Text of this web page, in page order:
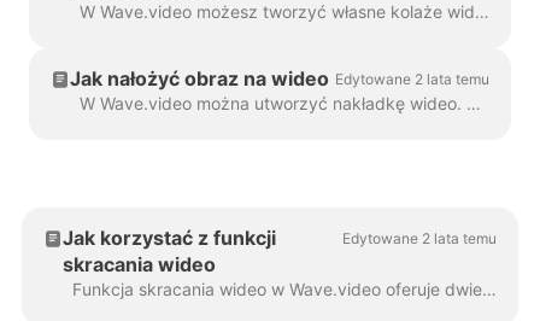
W Wave.video możesz tworzyć własne kolaże wideo, korzystając z przydatnej funkcji - układów wideo. Układ wideo to sposób wyświetlania elementów wizualnych, które...
Jak nałożyć obraz na wideo Edytowane 2 lata temu
W Wave.video można utworzyć nakładkę wideo. Oto jak to zrobić. Nakładka wideo to obraz lub wideo, które można dodać do filmu (lub jeszcze lepiej...
Jak korzystać z funkcji
skracania wideo
Edytowane 2 lata temu
Funkcja skracania wideo w Wave.video oferuje dwie wszechstronne opcje: skrócenie całego wideo do bardziej zwięzłej wersji lub utworzenie wielu...